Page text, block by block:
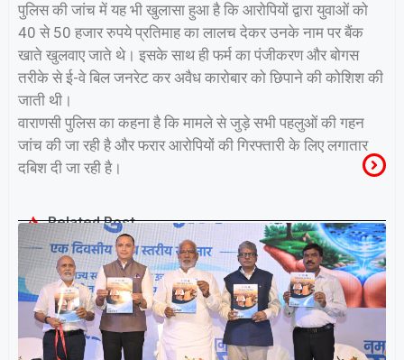
पुलिस की जांच में यह भी खुलासा हुआ है कि आरोपियों द्वारा युवाओं को
40 से 50 हजार रुपये प्रतिमाह का लालच देकर उनके नाम पर बैंक
खाते खुलवाए जाते थे। इसके साथ ही फर्म का पंजीकरण और बोगस
तरीके से ई-वे बिल जनरेट कर अवैध कारोबार को छिपाने की कोशिश की
जाती थी।
वाराणसी पुलिस का कहना है कि मामले से जुड़े सभी पहलुओं की गहन
जांच की जा रही है और फरार आरोपियों की गिरफ्तारी के लिए लगातार
दबिश दी जा रही है।
Related Post